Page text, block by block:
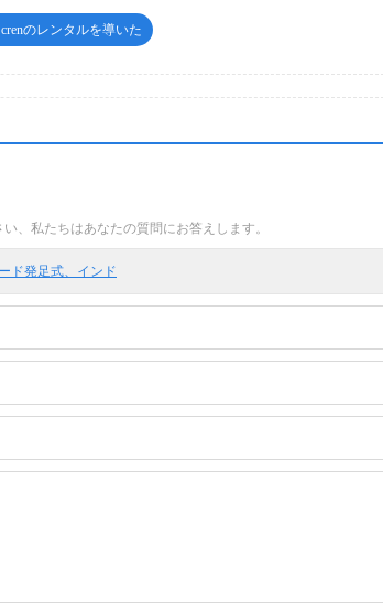
のレンタルを導いた
、私たちはあなたの質問にお答えします。
ド発足式、インド